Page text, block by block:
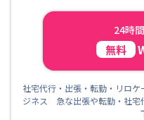
24時
無料
社宅代行・出張・転勤・リロ
ジネス 急な出張や転勤・社宅